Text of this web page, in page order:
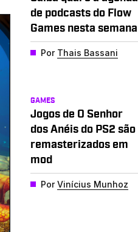
de podcasts do Flow
Games nesta semana
Por Thais Bassani
GAMES
Jogos de O Senhor
dos Anéis do PS2 são
remasterizados em
mod
PorVinícius Munhoz